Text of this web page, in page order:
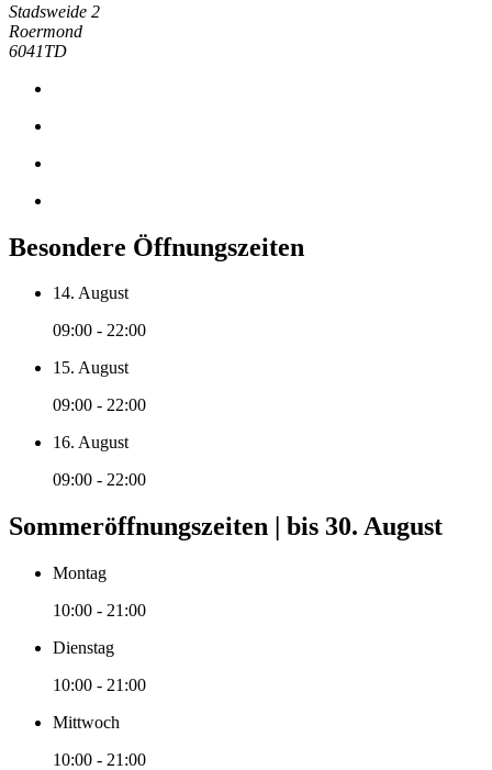
Stadsweide 2
Roermond
6041TD
Besondere Öffnungszeiten
14. August
09:00 - 22:00
15. August
09:00 - 22:00
16. August
09:00 - 22:00
Sommeröffnungszeiten | bis 30. August
Montag
10:00 - 21:00
Dienstag
10:00 - 21:00
Mittwoch
10:00 - 21:00